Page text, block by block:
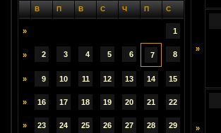
В П В С Ч П С
» 1
» 2 3 4 5 6 7 8
» 9 10 11 12 13 14 15
» 16 17 18 19 20 21 22
» 23 24 25 26 27 28 29
»
»